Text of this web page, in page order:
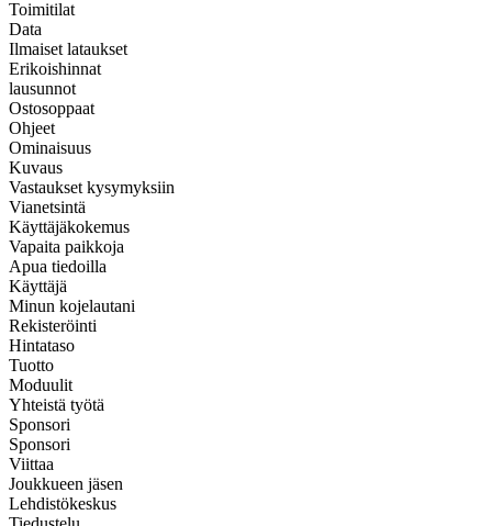
Toimitilat
Data
Ilmaiset lataukset
Erikoishinnat
lausunnot
Ostosoppaat
Ohjeet
Ominaisuus
Kuvaus
Vastaukset kysymyksiin
Vianetsintä
Käyttäjäkokemus
Vapaita paikkoja
Apua tiedoilla
Käyttäjä
Minun kojelautani
Rekisteröinti
Hintataso
Tuotto
Moduulit
Yhteistä työtä
Sponsori
Sponsori
Viittaa
Joukkueen jäsen
Lehdistökeskus